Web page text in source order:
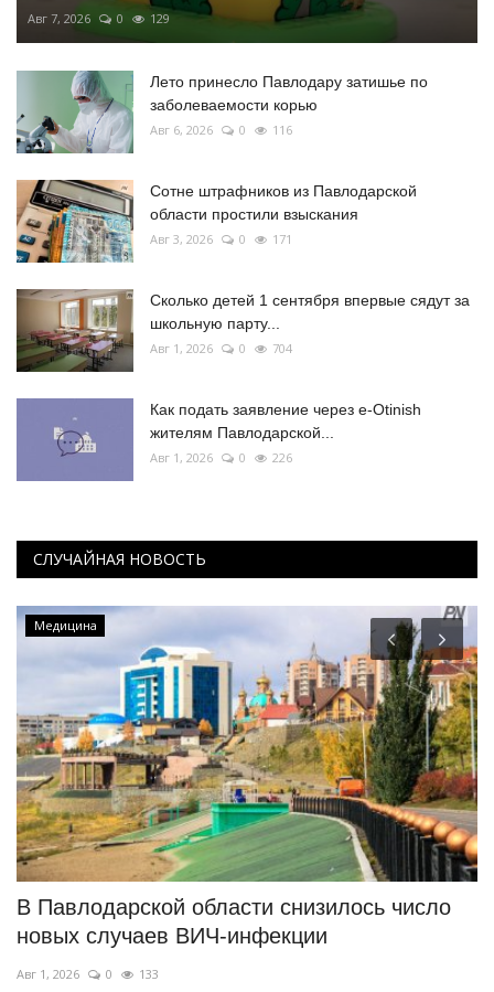
Авг 7, 2026 0 129
Лето принесло Павлодару затишье по
заболеваемости корью
Авг 6, 2026 0 116
Сотне штрафников из Павлодарской
области простили взыскания
Авг 3, 2026 0 171
Сколько детей 1 сентября впервые сядут за
школьную парту...
Авг 1, 2026 0 704
Как подать заявление через e-Otinish
жителям Павлодарской...
Авг 1, 2026 0 226
СЛУЧАЙНАЯ НОВОСТЬ
Медицина
В Павлодарской области снизилось число
новых случаев ВИЧ-инфекции
Авг 1, 2026 0 133